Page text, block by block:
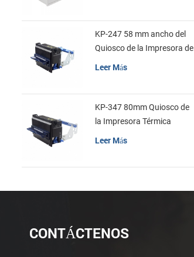
KP-247 58 mm ancho del
Quiosco de la Impresora de
Leer Más
KP-347 80mm Quiosco de
la Impresora Térmica
Leer Más
CONTÁCTENOS